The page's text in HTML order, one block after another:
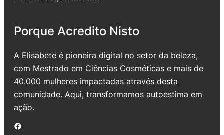
Porque Acredito Nisto
A Elisabete é pioneira digital no setor da beleza,
com Mestrado em Ciências Cosméticas e mais de
40.000 mulheres impactadas através desta
comunidade. Aqui, transformamos autoestima em
ação.
Facebook